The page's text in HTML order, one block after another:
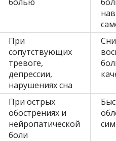
При
сопутствующих
тревоге,
депрессии,
нарушениях сна
При острых
обострениях и
нейропатической
боли